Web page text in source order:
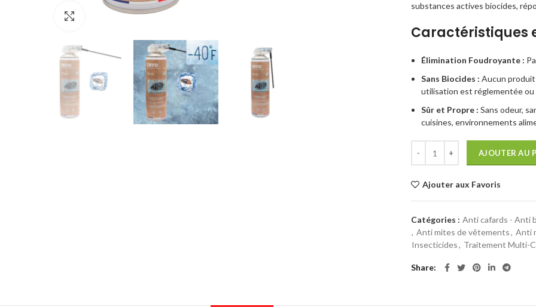
Click to enlarge
substances actives biocides,
Caractéristiques
Élimination Foudroyante :
Sans Biocides : Aucun
utilisation est réglementée
Sûr et Propre : Sans odeur,
cuisines, environnements
AJOUTER AU
Ajouter aux Favoris
Catégories : Anti cafards - Anti
, Anti mites de vêtements, Anti
Insecticides, Traitement Multi-
Share